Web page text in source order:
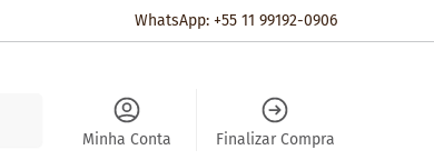
WhatsApp: +55 11 99192-0906
Minha Conta Finalizar Compra